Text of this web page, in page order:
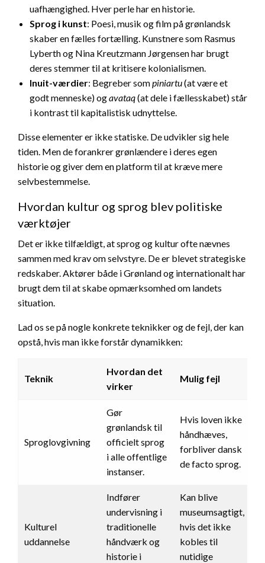
uafhængighed. Hver perle har en historie.
Sprog i kunst: Poesi, musik og film på grønlandsk
skaber en fælles fortælling. Kunstnere som Rasmus
Lyberth og Nina Kreutzmann Jørgensen har brugt
deres stemmer til at kritisere kolonialismen.
Inuit-værdier: Begreber sompiniartu(at være et
godt menneske) ogavataq(at dele i fællesskabet) står
i kontrast til kapitalistisk udnyttelse.
Disse elementer er ikke statiske. De udvikler sig hele
tiden. Men de forankrer grønlændere i deres egen
historie og giver dem en platform til at kræve mere
selvbestemmelse.
Hvordan kultur og sprog blev politiske
værktøjer
Det er ikke tilfældigt, at sprog og kultur ofte nævnes
sammen med krav om selvstyre. De er blevet strategiske
redskaber. Aktører både i Grønland og internationalt har
brugt dem til at skabe opmærksomhed om landets
situation.
Lad os se på nogle konkrete teknikker og de fejl, der kan
opstå, hvis man ikke forstår dynamikken:
Teknik
Hvordan det
virker
Mulig fejl
Sproglovgivning
Gør
grønlandsk til
officielt sprog
i alle offentlige
instanser.
Hvis loven ikke
håndhæves,
forbliver dansk
de facto sprog.
Kulturel
uddannelse
Indfører
undervisning i
traditionelle
håndværk og
historie i
Kan blive
museumsagtigt,
hvis det ikke
kobles til
nutidige